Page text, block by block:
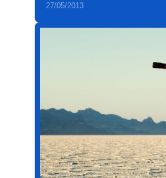
27/05/2013